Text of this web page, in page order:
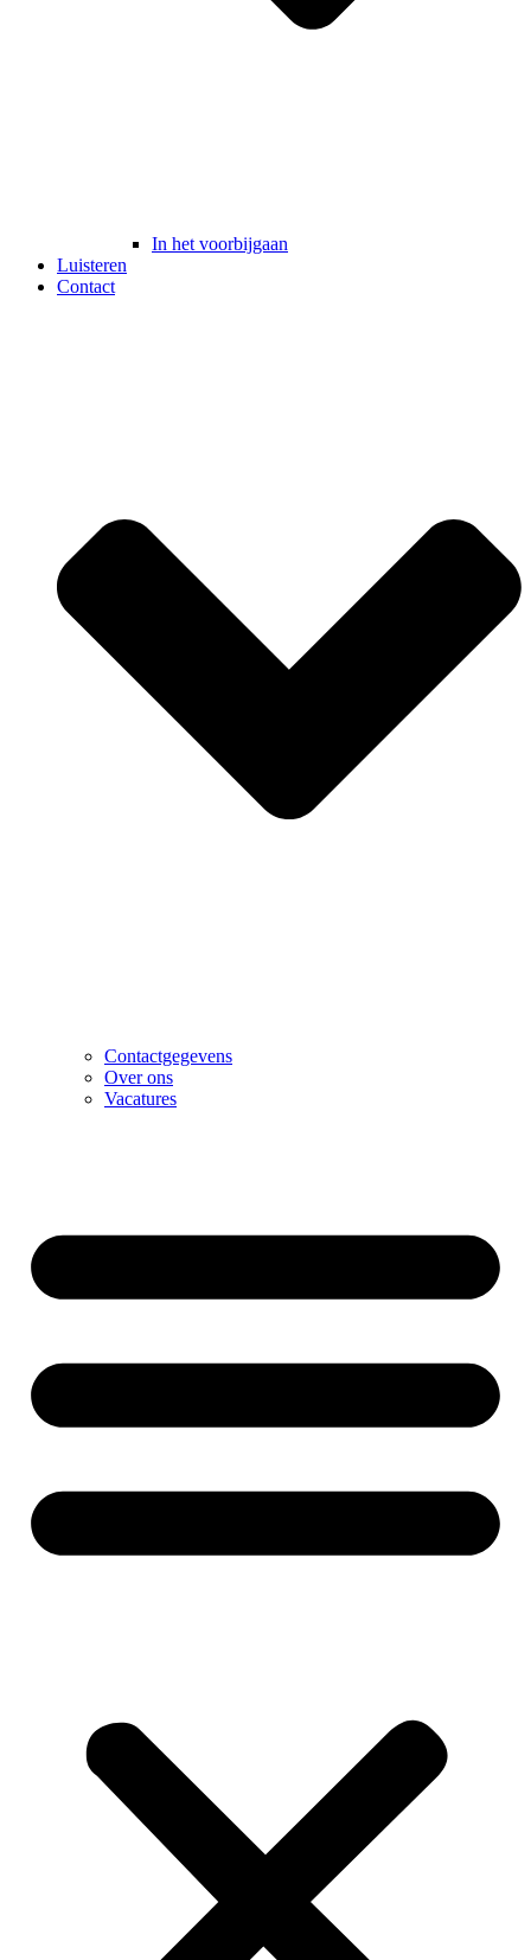
In het voorbijgaan
Luisteren
Contact
Contactgegevens
Over ons
Vacatures